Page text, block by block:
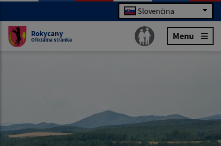
Slovenčina
Rokycany
Oficiálna stránka Menu